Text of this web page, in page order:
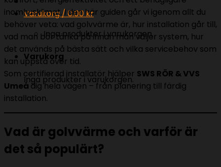
Varukorg /0.00kr
Inga produkter i varukorgen.
Varukorg
Inga produkter i varukorgen.
inomhusklimat. I den här guiden går vi igenom allt du
behöver veta: vad golvvärme är, hur installation går till,
vad man bör tänka på innan man väljer system, hur
det används på bästa sätt och vilka servicebehov som
kan uppstå över tid.
Som certifierad installatör hjälper SWS RÖR & VVS
Umeådig hela vägen – från planering till färdig
installation.
Vad är golvvärme och varför är
det så populärt?